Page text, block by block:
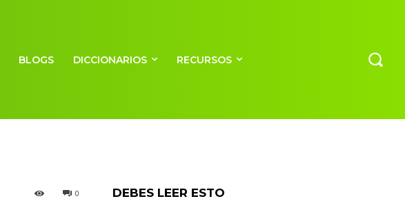
BLOGS DICCIONARIOS RECURSOS
0 DEBES LEER ESTO